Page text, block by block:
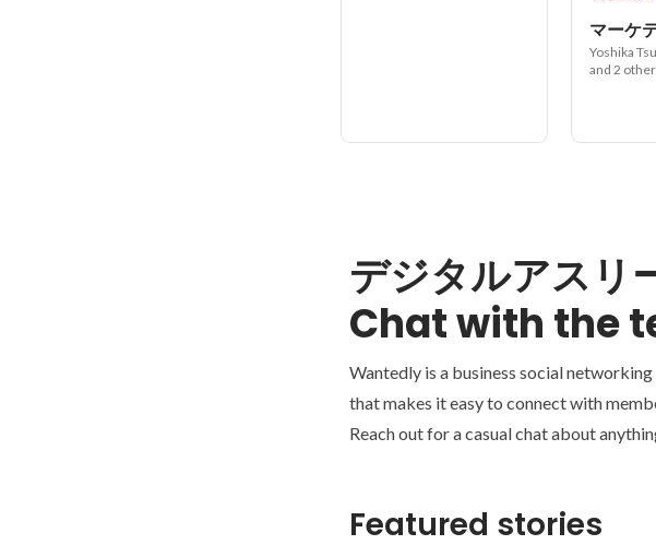
Yoshika
and 2
デジタルアスリ
Chat with the
Wantedly is a business social
that makes it easy to connect with
Reach out for a casual chat about
Featured stories